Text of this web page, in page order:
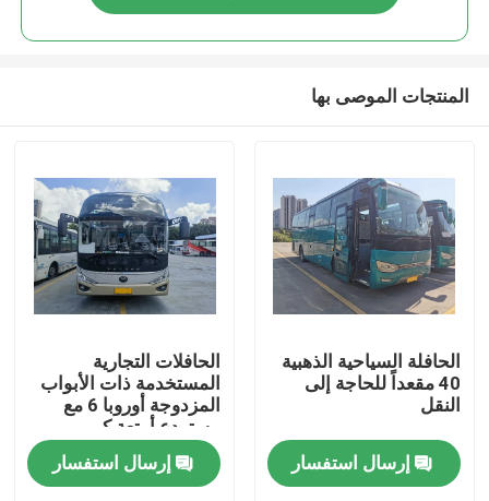
المنتجات الموصى بها
الحافلة السياحية الذهبية
40 مقعداً للحاجة إلى
النقل
إرسال استفسار
الحافلات التجارية
المستخدمة ذات الأبواب
المزدوجة أوروبا 6 مع
مستودع أمتعة كبير
إرسال استفسار